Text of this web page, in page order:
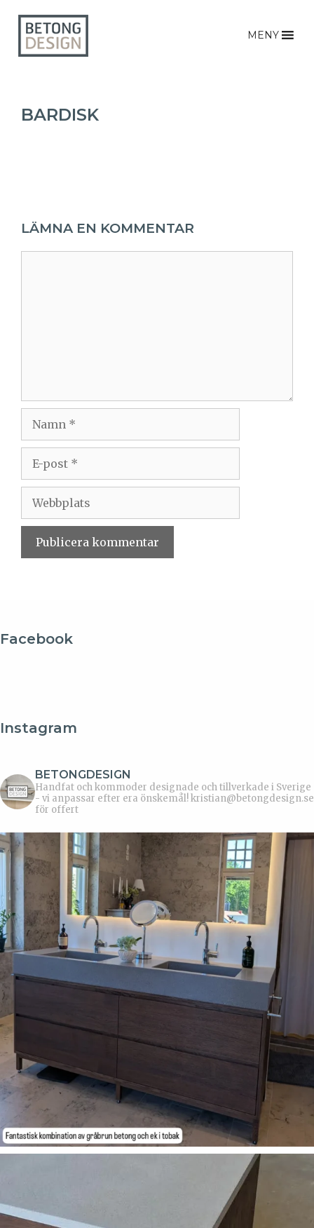
MENY
BARDISK
LÄMNA EN KOMMENTAR
Facebook
Instagram
BETONGDESIGN
Handfat och kommoder designade och tillverkade i Sverige
- vi anpassar efter era önskemål!kristian@betongdesign.se
för offert